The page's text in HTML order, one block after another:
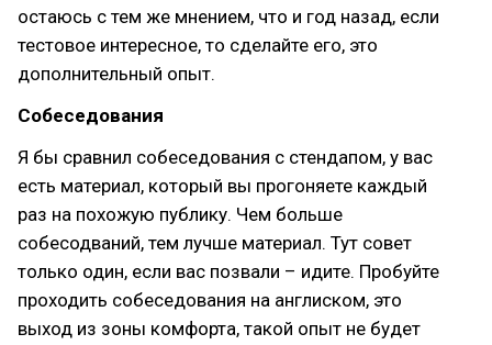
остаюсь с тем же мнением, что и год назад, если
тестовое интересное, то сделайте его, это
дополнительный опыт.
Собеседования
Я бы сравнил собеседования с стендапом, у вас
есть материал, который вы прогоняете каждый
раз на похожую публику. Чем больше
собесодваний, тем лучше материал. Тут совет
только один, если вас позвали – идите. Пробуйте
проходить собеседования на англиском, это
выход из зоны комфорта, такой опыт не будет